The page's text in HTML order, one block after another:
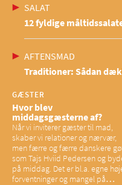
SALAT
12 fyldige
AFTENSMAD
Traditioner: Sådan
GÆSTER
Hvor blev
middagsgæsterne af?
Når vi inviterer gæster til mad,
skaber vi relationer og nærvær,
men færre og færre danskere
som Tajs Hviid Pedersen og
på middag. Det er bl.a. egne
forventninger og mangel på